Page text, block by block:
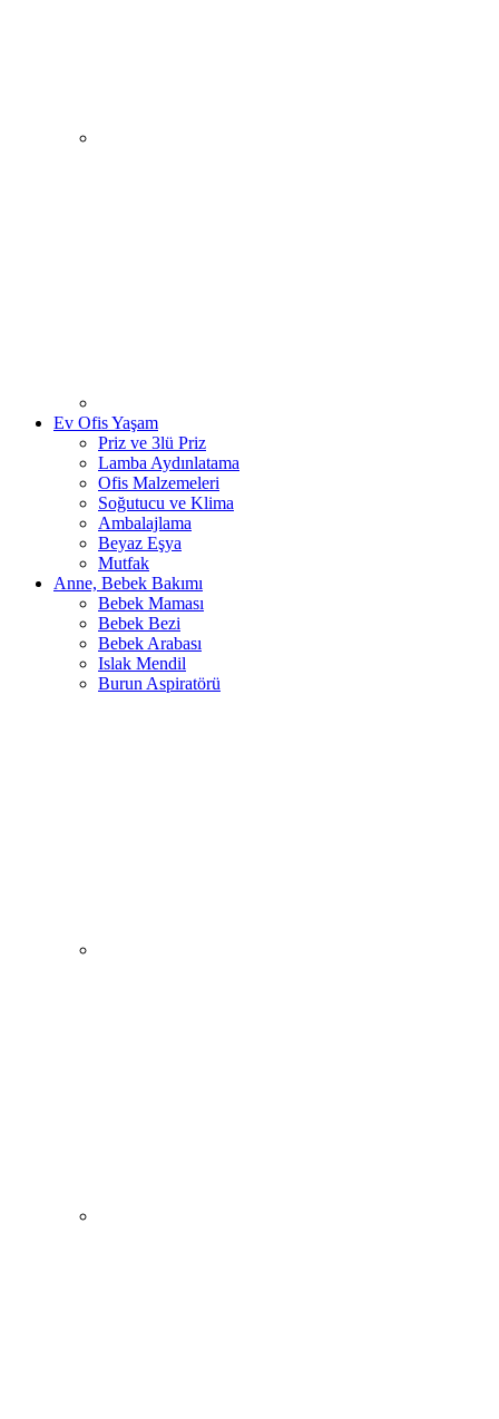
Ev Ofis Yaşam
Priz ve 3lü Priz
Lamba Aydınlatama
Ofis Malzemeleri
Soğutucu ve Klima
Ambalajlama
Beyaz Eşya
Mutfak
Anne, Bebek Bakımı
Bebek Maması
Bebek Bezi
Bebek Arabası
Islak Mendil
Burun Aspiratörü